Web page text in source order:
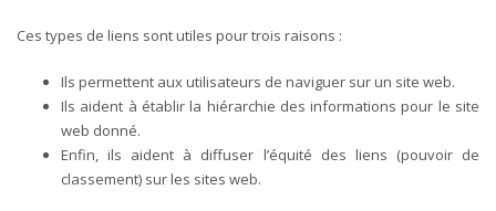
Ces types de liens sont utiles pour trois raisons :
Ils permettent aux utilisateurs de naviguer sur un site web.
Ils aident à établir la hiérarchie des informations pour le site
web donné.
Enfin, ils aident à diffuser l’équité des liens (pouvoir de
classement) sur les sites web.